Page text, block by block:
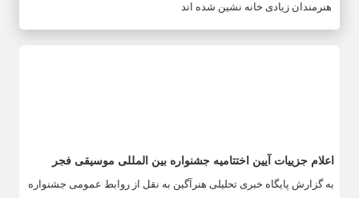
هنرمندان زیادی خانه نشین شده اند
اعلام جزییات آیین اختتامیه جشنواره بین المللی موسیقی فجر
به گزارش پایگاه خبری تحلیلی هنرآگین به نقل از روابط عمومی جشنواره